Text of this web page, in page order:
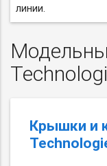
линии.
Крышки и